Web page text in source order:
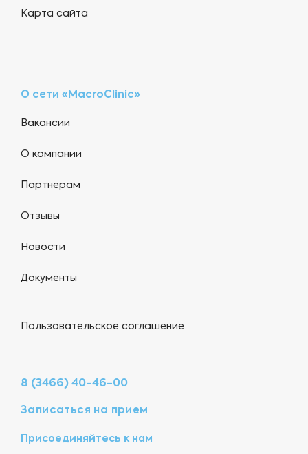
Карта сайта
О сети «MacroClinic»
Вакансии
О компании
Партнерам
Отзывы
Новости
Документы
Пользовательское соглашение
8 (3466) 40-46-00
Записаться на прием
Присоединяйтесь к нам